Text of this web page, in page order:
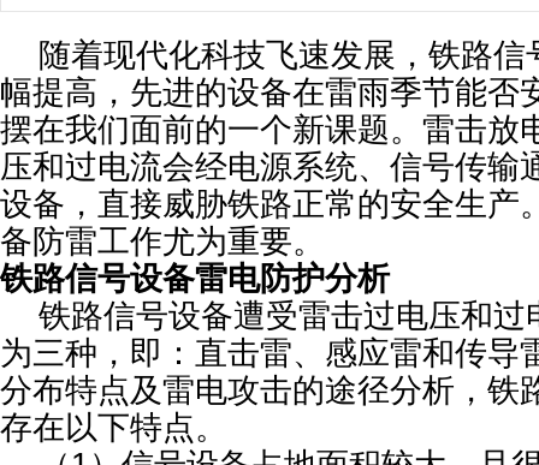
随着现代化科技飞速发展，铁路信
幅提高，先进的设备在雷雨季节能否
摆在我们面前的一个新课题。雷击放
压和过电流会经电源系统、信号传输
设备，直接威胁铁路正常的安全生产
备防雷工作尤为重要。
铁路信号设备雷电防护分析
铁路信号设备遭受雷击过电压和过
为三种，即：直击雷、感应雷和传导
分布特点及雷电攻击的途径分析，铁
存在以下特点。